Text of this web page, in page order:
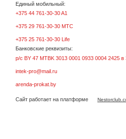
Единый мобильный:
+375 44 761-30-30 A1
+375 29 761-30-30 МТС
+375 25 761-30-30 Life
Банковские реквизиты:
р/с BY 47 MTBK 3013 0001 0933 0004 2425
intek-pro@mail.ru
arenda-prokat.by
Сайт работает на платформе